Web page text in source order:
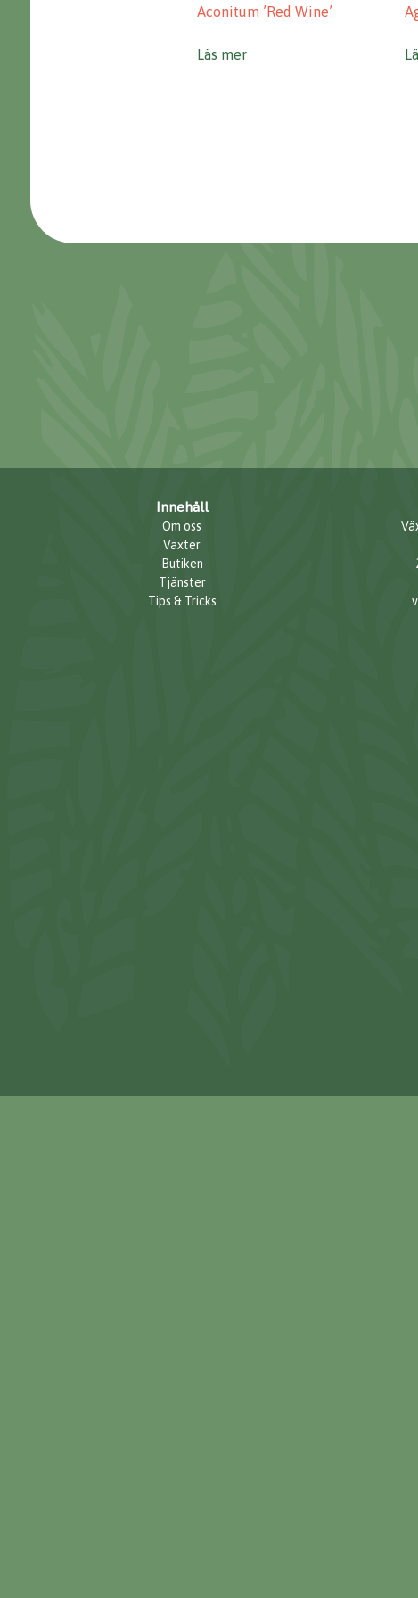
Aconitum ’Red Wine’
Läs mer
Innehåll
Om oss
Växter
Butiken
Tjänster
Tips & Tricks